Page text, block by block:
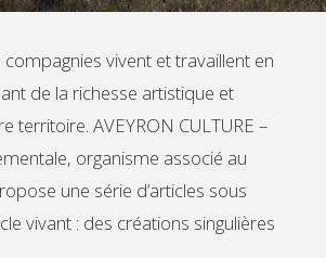
vivent et travaillent en
de la richesse artistique et
territoire. AVEYRON CULTURE –
organisme associé au
une série d’articles sous
vivant : des créations singulières